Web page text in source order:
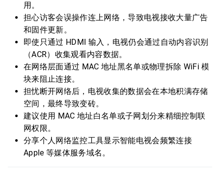
用。
担心访客会误操作连上网络，导致电视接收大量广告
和固件更新。
即使只通过 HDMI 输入，电视仍会通过自动内容识别
（ACR）收集观看内容数据。
在网络层面通过 MAC 地址黑名单或物理拆除 WiFi 模
块来阻止连接。
担忧断开网络后，电视收集的数据会在本地积满存储
空间，最终导致变砖。
建议使用 MAC 地址白名单或子网划分来精细控制联
网权限。
分享个人网络监控工具显示智能电视会频繁连接
Apple 等媒体服务域名。